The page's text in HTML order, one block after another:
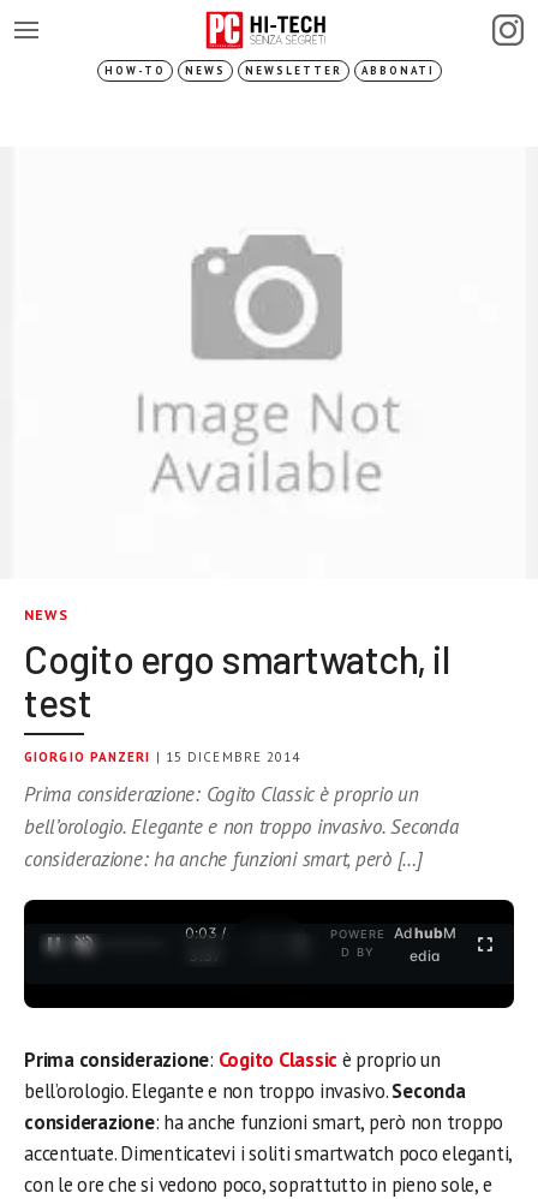
HOW-TO NEWS NEWSLETTER ABBONATI
NEWS
Cogito ergo smartwatch, il
test
GIORGIO PANZERI | 15 DICEMBRE 2014
Prima considerazione: Cogito Classic è proprio un
bell’orologio. Elegante e non troppo invasivo. Seconda
considerazione: ha anche funzioni smart, però […]
0:04 /
3:37
POWERE
D BY
AdhubM
edia
Prima considerazione: Cogito Classic è proprio un
bell’orologio. Elegante e non troppo invasivo.Seconda
considerazione: ha anche funzioni smart, però non troppo
accentuate. Dimenticatevi i soliti smartwatch poco eleganti,
con le ore che si vedono poco, soprattutto in pieno sole, e